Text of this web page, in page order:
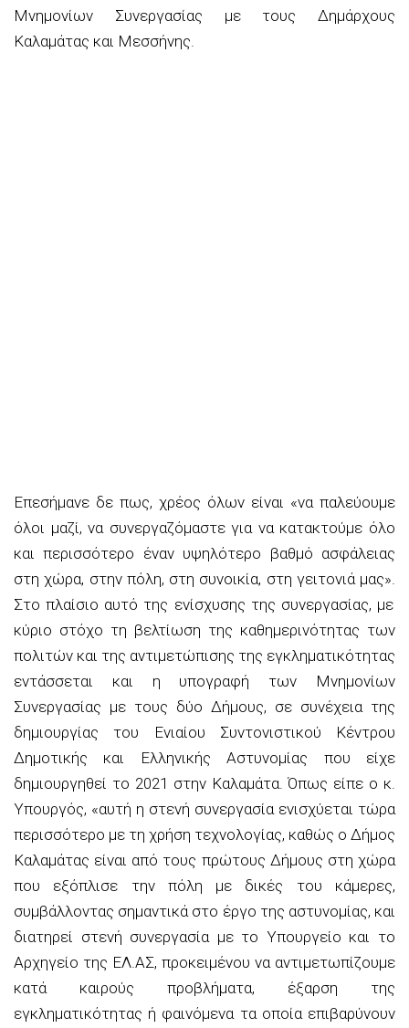
Μνημονίων Συνεργασίας με τους Δημάρχους
Καλαμάτας και Μεσσήνης.
Επεσήμανε δε πως, χρέος όλων είναι «να παλεύουμε
όλοι μαζί, να συνεργαζόμαστε για να κατακτούμε όλο
και περισσότερο έναν υψηλότερο βαθμό ασφάλειας
στη χώρα, στην πόλη, στη συνοικία, στη γειτονιά μας».
Στο πλαίσιο αυτό της ενίσχυσης της συνεργασίας, με
κύριο στόχο τη βελτίωση της καθημερινότητας των
πολιτών και της αντιμετώπισης της εγκληματικότητας
εντάσσεται και η υπογραφή των Μνημονίων
Συνεργασίας με τους δύο Δήμους, σε συνέχεια της
δημιουργίας του Ενιαίου Συντονιστικού Κέντρου
Δημοτικής και Ελληνικής Αστυνομίας που είχε
δημιουργηθεί το 2021 στην Καλαμάτα. Όπως είπε ο κ.
Υπουργός, «αυτή η στενή συνεργασία ενισχύεται τώρα
περισσότερο με τη χρήση τεχνολογίας, καθώς ο Δήμος
Καλαμάτας είναι από τους πρώτους Δήμους στη χώρα
που εξόπλισε την πόλη με δικές του κάμερες,
συμβάλλοντας σημαντικά στο έργο της αστυνομίας, και
διατηρεί στενή συνεργασία με το Υπουργείο και το
Αρχηγείο της ΕΛ.ΑΣ, προκειμένου να αντιμετωπίζουμε
κατά καιρούς προβλήματα, έξαρση της
εγκληματικότητας ή φαινόμενα τα οποία επιβαρύνουν